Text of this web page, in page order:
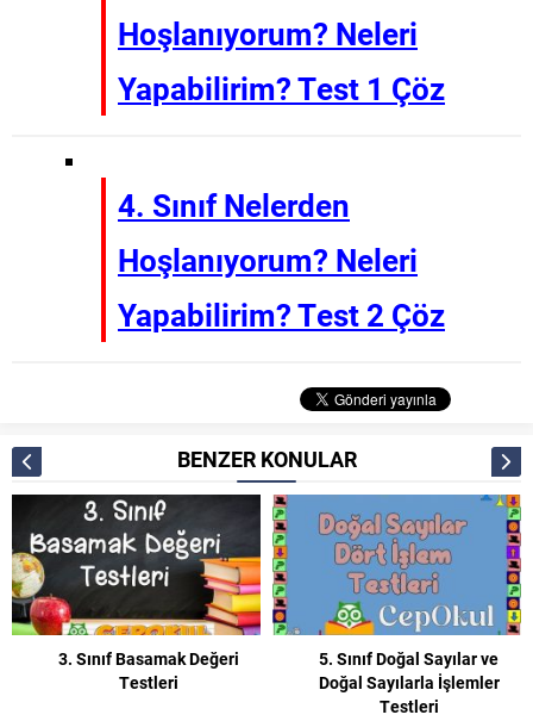
Hoşlanıyorum? Neleri
Yapabilirim? Test 1 Çöz
4. Sınıf Nelerden
Hoşlanıyorum? Neleri
Yapabilirim? Test 2 Çöz
BENZER KONULAR
3. Sınıf Basamak Değeri
Testleri
5. Sınıf Doğal Sayılar ve
Doğal Sayılarla İşlemler
Testleri